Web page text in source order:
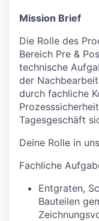
Mission Brief
Die Rolle des
Bereich Pre &
technische
der
durch fachliche
Tagesgeschäft
Deine Rolle in
Fachliche
Entgraten,
Bauteilen